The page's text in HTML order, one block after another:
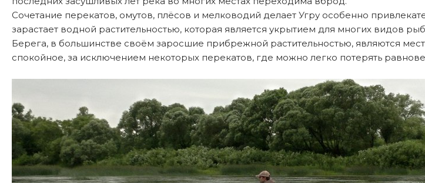
Сочетание перекатов, омутов, плёсов и мелководий делает Угру особенно
зарастает водной растительностью, которая является укрытием для многих видов
Берега, в большинстве своём заросшие прибрежной растительностью, являются
спокойное, за исключением некоторых перекатов, где можно легко потерять